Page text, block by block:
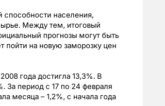
способности населения,
Между тем, итоговый
прогнозы могут быть
пойти на новую заморозку цен
года достигла 13,3%. В
За период с 17 по 24 февраля
месяца – 1,2%, с начала года